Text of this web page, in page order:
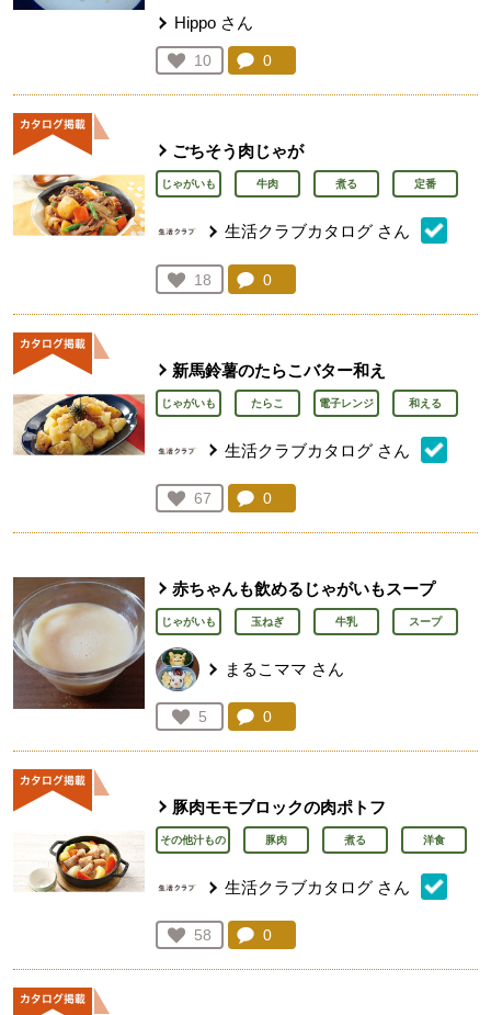
Hippo さん
お気に入り登録：
10
人が登録
コメント：
0
ごちそう肉じゃが
じゃがいも 牛肉 煮る 定番
生活クラブカタログ さん
お気に入り登録：
18
人が登録
コメント：
0
新馬鈴薯のたらこバター和え
じゃがいも たらこ 電子レンジ 和える
生活クラブカタログ さん
お気に入り登録：
67
人が登録
コメント：
0
赤ちゃんも飲めるじゃがいもスープ
じゃがいも 玉ねぎ 牛乳 スープ
まるこママ さん
お気に入り登録：
5
人が登録
コメント：
0
豚肉モモブロックの肉ポトフ
その他汁もの 豚肉 煮る 洋食
生活クラブカタログ さん
お気に入り登録：
58
人が登録
コメント：
0